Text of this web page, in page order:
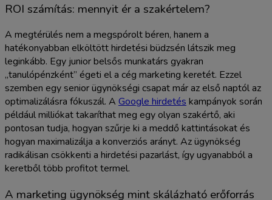
ROI számítás: mennyit ér a szakértelem?
A megtérülés nem a megspórolt béren, hanem a
hatékonyabban elköltött hirdetési büdzsén látszik meg
leginkább. Egy junior belsős munkatárs gyakran
„tanulópénzként” égeti el a cég marketing keretét. Ezzel
szemben egy senior ügynökségi csapat már az első naptól az
optimalizálásra fókuszál. A Google hirdetés kampányok során
például milliókat takaríthat meg egy olyan szakértő, aki
pontosan tudja, hogyan szűrje ki a meddő kattintásokat és
hogyan maximalizálja a konverziós arányt. Az ügynökség
radikálisan csökkenti a hirdetési pazarlást, így ugyanabból a
keretből több profitot termel.
A marketing ügynökség mint skálázható erőforrás